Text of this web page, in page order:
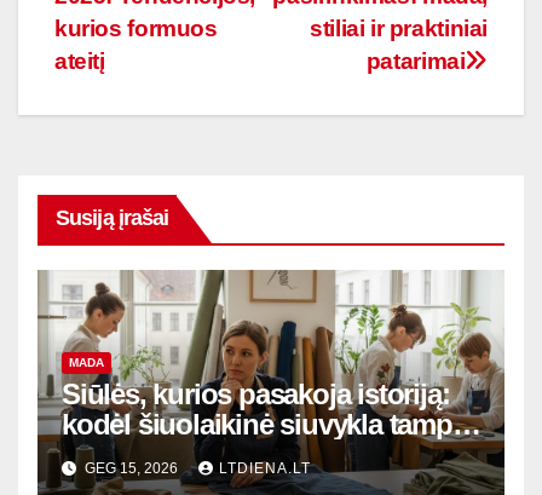
tarp
įrašų
stiliai ir praktiniai
patarimai
kurios formuos
ateitį
Susiją įrašai
MADA
Siūlės, kurios pasakoja istoriją:
kodėl šiuolaikinė siuvykla tampa
tvarumo ir stiliaus centru
GEG 15, 2026 LTDIENA.LT